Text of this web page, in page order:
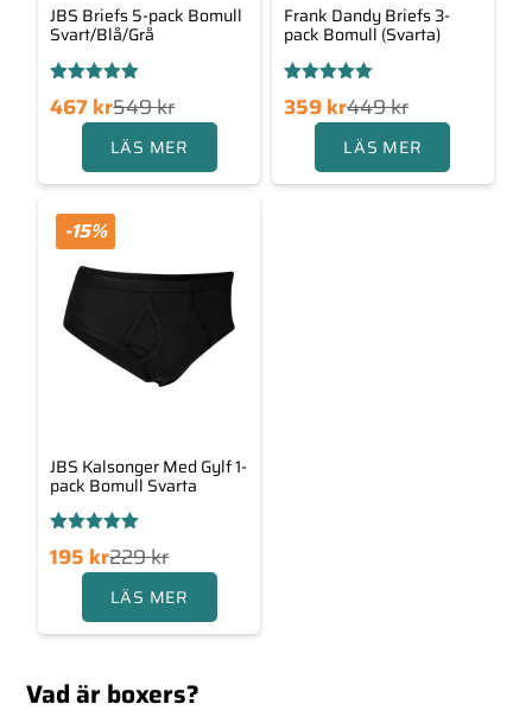
JBS Briefs 5-pack Bomull
Svart/Blå/Grå
5.00
av 5
549kr
Det467kr
Det
LÄS MER
Frank Dandy Briefs 3-
pack Bomull (Svarta)
5.00
av 5
449kr
Det
ursprungliga
359kr
Det
nuvarande
LÄS MER
JBS Kalsonger Med Gylf 1-
pack Bomull Svarta
-15%
Betygsatt
5.00
av 5
229kr
Det
kr.
195 kr
Det
kr.
LÄS MER
Vad är boxers?